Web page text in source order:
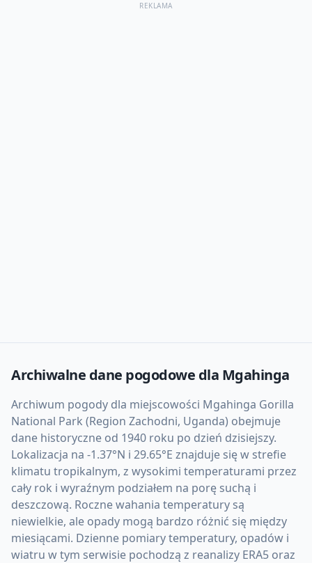
REKLAMA
Archiwalne dane pogodowe dla Mgahinga
Archiwum pogody dla miejscowości Mgahinga Gorilla
National Park (Region Zachodni, Uganda) obejmuje
dane historyczne od 1940 roku po dzień dzisiejszy.
Lokalizacja na -1.37°N i 29.65°E znajduje się w strefie
klimatu tropikalnym, z wysokimi temperaturami przez
cały rok i wyraźnym podziałem na porę suchą i
deszczową. Roczne wahania temperatury są
niewielkie, ale opady mogą bardzo różnić się między
miesiącami. Dzienne pomiary temperatury, opadów i
wiatru w tym serwisie pochodzą z reanalizy ERA5 oraz